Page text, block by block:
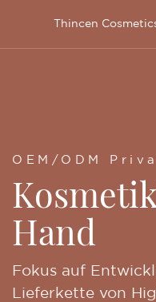
Thincen
OEM/ODM
Hand
Fokus auf
Lieferkette von